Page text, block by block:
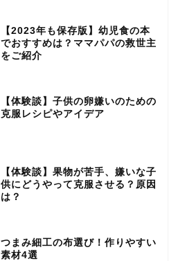
【2023年も保存版】幼児食の本
でおすすめは？ママパパの救世主
をご紹介
【体験談】子供の卵嫌いのための
克服レシピやアイデア
【体験談】果物が苦手、嫌いな子
供にどうやって克服させる？原因
は？
つまみ細工の布選び！作りやすい
素材4選